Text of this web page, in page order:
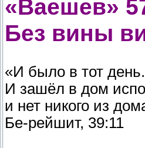
«Ваешев»
Без вины
«И было в тот день.
И зашёл в дом
и нет никого из
Бе-рейшит, 39:11